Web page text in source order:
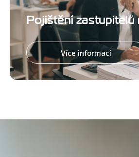
Pojištění zastupitelů
Více informací